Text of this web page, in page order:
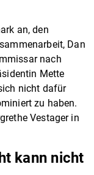
an, den
Dan
nach
Mette
nicht dafür
zu haben.
Vestager in
kann nicht